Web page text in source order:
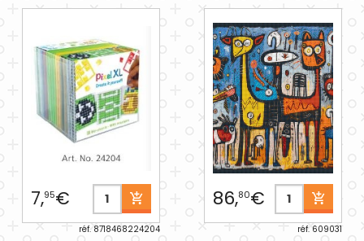
7,95€
réf. 8718468224204
86,80€
réf. 609031